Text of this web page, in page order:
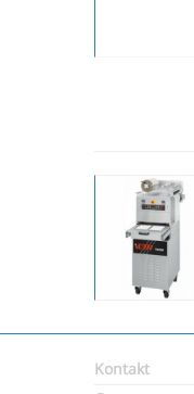
Kontakt